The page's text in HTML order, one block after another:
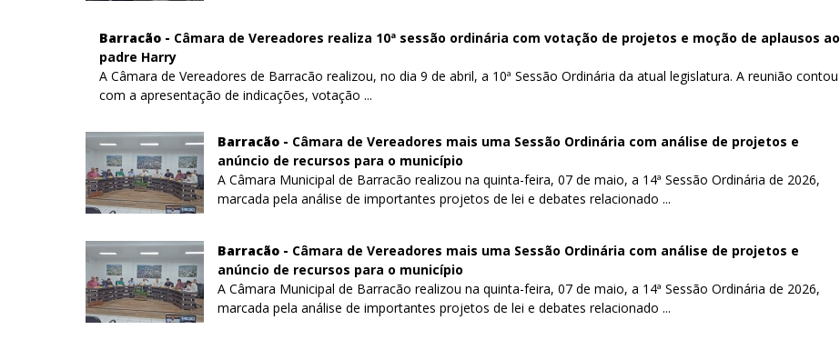
Barracão - Câmara de Vereadores realiza 10ª sessão ordinária com votação de projetos e moção de aplausos ao
padre Harry
A Câmara de Vereadores de Barracão realizou, no dia 9 de abril, a 10ª Sessão Ordinária da atual legislatura. A reunião contou
com a apresentação de indicações, votação ...
Barracão - Câmara de Vereadores mais uma Sessão Ordinária com análise de projetos e
anúncio de recursos para o município
A Câmara Municipal de Barracão realizou na quinta-feira, 07 de maio, a 14ª Sessão Ordinária de 2026,
marcada pela análise de importantes projetos de lei e debates relacionado ...
Barracão - Câmara de Vereadores mais uma Sessão Ordinária com análise de projetos e
anúncio de recursos para o município
A Câmara Municipal de Barracão realizou na quinta-feira, 07 de maio, a 14ª Sessão Ordinária de 2026,
marcada pela análise de importantes projetos de lei e debates relacionado ...